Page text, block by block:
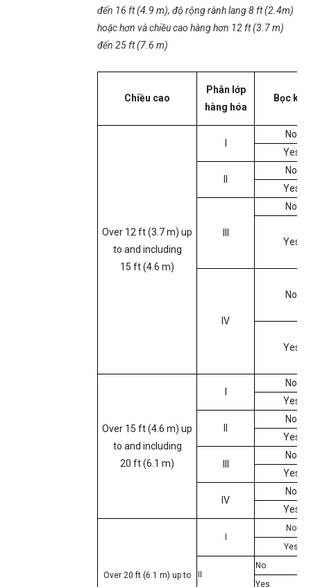
đến 16 ft (4.9 m), độ rộng rành lang 8 ft (2.4m)
hoặc hơn và chiều cao hàng hơn 12 ft (3.7 m)
đến 25 ft (7.6 m)
Chiều cao
Phân lớp
hàng hóa
Bọc kén
Over 12 ft (3.7 m) up
to and including
15 ft (4.6 m)
No
Yes
No
Yes
No
Yes
IV
No
Yes
Over 15 ft (4.6 m) up
to and including
20 ft (6.1 m)
No
Yes
No
Yes
No
Yes
IV
No
Yes
Over 20 ft (6.1 m) up to
No
Yes
No
Yes